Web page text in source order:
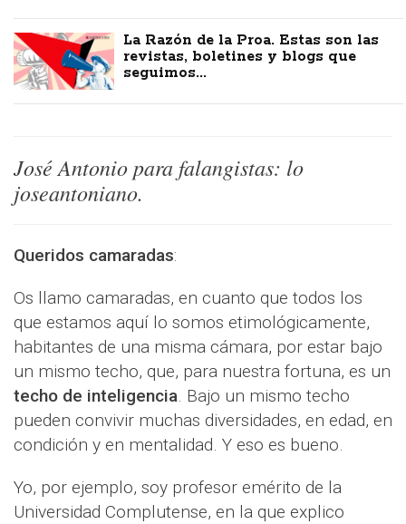
La Razón de la Proa. Estas son las
revistas, boletines y blogs que
seguimos...
José Antonio para falangistas: lo
joseantoniano.
Queridos camaradas:
Os llamo camaradas, en cuanto que todos los
que estamos aquí lo somos etimológicamente,
habitantes de una misma cámara, por estar bajo
un mismo techo, que, para nuestra fortuna, es un
techo de inteligencia. Bajo un mismo techo
pueden convivir muchas diversidades, en edad, en
condición y en mentalidad. Y eso es bueno.
Yo, por ejemplo, soy profesor emérito de la
Universidad Complutense, en la que explico